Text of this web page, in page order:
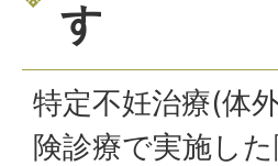
す
特定不妊治療(体
険診療で実施し